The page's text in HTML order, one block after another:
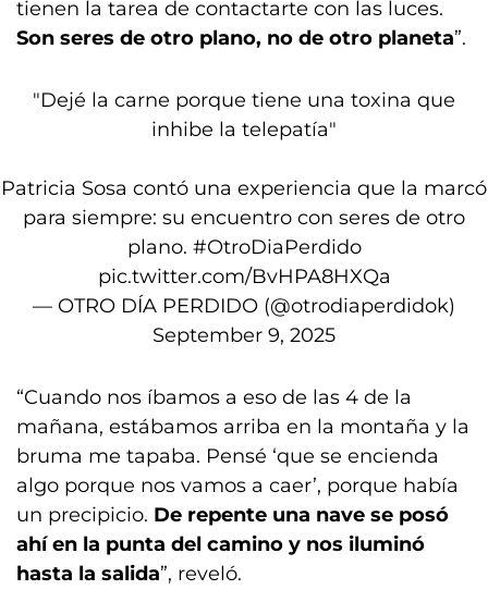
tienen la tarea de contactarte con las luces.
Son seres de otro plano, no de otro planeta”.
"Dejé la carne porque tiene una toxina que
inhibe la telepatía"
Patricia Sosa contó una experiencia que la marcó
para siempre: su encuentro con seres de otro
plano. #OtroDiaPerdido
pic.twitter.com/BvHPA8HXQa
— OTRO DÍA PERDIDO (@otrodiaperdidok)
September 9, 2025
“Cuando nos íbamos a eso de las 4 de la
mañana, estábamos arriba en la montaña y la
bruma me tapaba. Pensé ‘que se encienda
algo porque nos vamos a caer’, porque había
un precipicio. De repente una nave se posó
ahí en la punta del camino y nos iluminó
hasta la salida”, reveló.